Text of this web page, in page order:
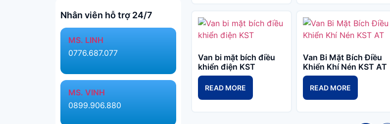
Nhân viên hỗ trợ 24/7
MS. LINH​
0776.687.077​
MS. VINH
0899.906.880
Van bi mặt bích điều
khiển điện KST
READ MORE
Van Bi Mặt Bích Điều
Khiển Khí Nén KST AT
READ MORE